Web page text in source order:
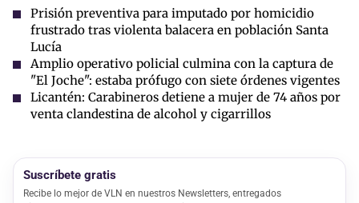
Prisión preventiva para imputado por homicidio
frustrado tras violenta balacera en población Santa
Lucía
Amplio operativo policial culmina con la captura de
"El Joche": estaba prófugo con siete órdenes vigentes
Licantén: Carabineros detiene a mujer de 74 años por
venta clandestina de alcohol y cigarrillos
Suscríbete gratis
Recibe lo mejor de VLN en nuestros Newsletters, entregados